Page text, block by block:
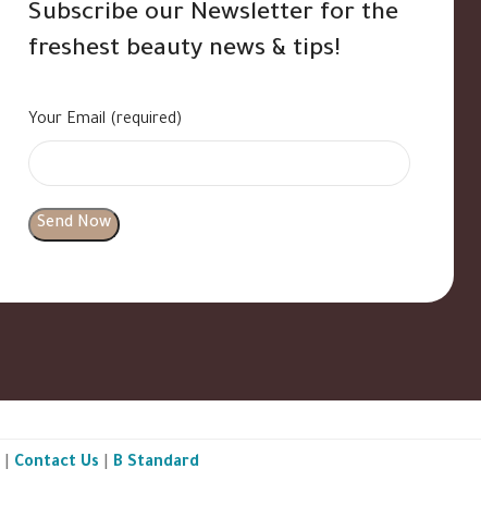
Subscribe our Newsletter for the
freshest beauty news & tips!
Your Email (required)
Contact Us B Standard